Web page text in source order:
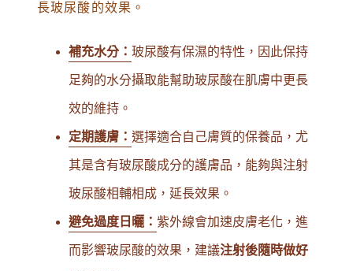
長玻尿酸的效果。
補充水分： 玻尿酸有保濕的特性，因此保持
足夠的水分攝取能幫助玻尿酸在肌膚中更長
效的維持。
定期護膚： 選擇適合自己膚質的保養品，尤
其是含有玻尿酸成分的護膚品，能夠與注射
玻尿酸相輔相成，延長效果。
避免過度日曬： 紫外線會加速皮膚老化，進
而影響玻尿酸的效果，建議注射後隨時做好